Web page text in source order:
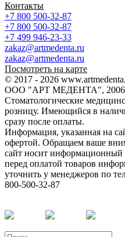
Контакты
+7 800 500-32-87
+7 800 500-32-87
+7 499 946-23-33
zakaz@artmedenta.ru
zakaz@artmedenta.ru
Посмотреть на карте
© 2017 - 2026
ООО "АРТ МЕДЕНТА", 2006 -
Стоматологические
розницу. Имеющийся в
сразу после оплаты.
Информация, указанная на
офертой. Обращаем ваше
сайт носит информационный
перед оплатой товаров
уточнить у менеджеров по
800-500-32-87